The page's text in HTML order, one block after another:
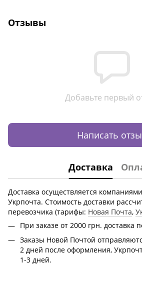
Отзывы
Добавьте первый
Написать
Доставка
Доставка осуществляется
Укрпочта. Стоимость доставки
перевозчика (тарифы: Новая Почта,
При заказе от 2000 грн. доставка
Заказы Новой Почтой
2 дней после оформления,
1-3 дней.